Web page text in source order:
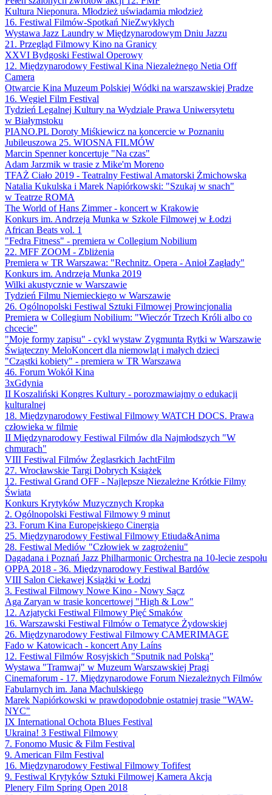
Kultura Nieponura. Młodzież uświadamia młodzież
16. Festiwal Filmów-Spotkań NieZwykłych
Wystawa Jazz Laundry w Międzynarodowym Dniu Jazzu
21. Przegląd Filmowy Kino na Granicy
XXVI Bydgoski Festiwal Operowy
12. Międzynarodowy Festiwal Kina Niezależnego Netia Off
Camera
Otwarcie Kina Muzeum Polskiej Wódki na warszawskiej Pradze
16. Węgiel Film Festival
Tydzień Legalnej Kultury na Wydziale Prawa Uniwersytetu
w Białymstoku
PIANO.PL Doroty Miśkiewicz na koncercie w Poznaniu
Jubileuszowa 25. WIOSNA FILMÓW
Marcin Spenner koncertuje "Na czas"
Adam Jarzmik w trasie z Mike'm Moreno
TFAŻ Ciało 2019 - Teatralny Festiwal Amatorski Żmichowska
Natalia Kukulska i Marek Napiórkowski: "Szukaj w snach"
w Teatrze ROMA
The World of Hans Zimmer - koncert w Krakowie
Konkurs im. Andrzeja Munka w Szkole Filmowej w Łodzi
African Beats vol. 1
"Fedra Fitness" - premiera w Collegium Nobilium
22. MFF ZOOM - Zbliżenia
Premiera w TR Warszawa: "Rechnitz. Opera - Anioł Zagłady"
Konkurs im. Andrzeja Munka 2019
Wilki akustycznie w Warszawie
Tydzień Filmu Niemieckiego w Warszawie
26. Ogólnopolski Festiwal Sztuki Filmowej Prowincjonalia
Premiera w Collegium Nobilium: "Wieczór Trzech Króli albo co
chcecie"
"Moje formy zapisu" - cykl wystaw Zygmunta Rytki w Warszawie
Świąteczny MeloKoncert dla niemowląt i małych dzieci
"Cząstki kobiety" - premiera w TR Warszawa
46. Forum Wokół Kina
3xGdynia
II Koszaliński Kongres Kultury - porozmawiajmy o edukacji
kulturalnej
18. Międzynarodowy Festiwal Filmowy WATCH DOCS. Prawa
człowieka w filmie
II Międzynarodowy Festiwal Filmów dla Najmłodszych "W
chmurach"
VIII Festiwal Filmów Żeglasrkich JachtFilm
27. Wrocławskie Targi Dobrych Książek
12. Festiwal Grand OFF - Najlepsze Niezależne Krótkie Filmy
Świata
Konkurs Krytyków Muzycznych Kropka
2. Ogólnopolski Festiwal Filmowy 9 minut
23. Forum Kina Europejskiego Cinergia
25. Międzynarodowy Festiwal Filmowy Etiuda&Anima
28. Festiwal Mediów "Człowiek w zagrożeniu"
Dagadana i Poznań Jazz Philharmonic Orchestra na 10-lecie zespołu
OPPA 2018 - 36. Międzynarodowy Festiwal Bardów
VIII Salon Ciekawej Książki w Łodzi
3. Festiwal Filmowy Nowe Kino - Nowy Sącz
Aga Zaryan w trasie koncertowej "High & Low"
12. Azjatycki Festiwal Filmowy Pięć Smaków
16. Warszawski Festiwal Filmów o Tematyce Żydowskiej
26. Międzynarodowy Festiwal Filmowy CAMERIMAGE
Fado w Katowicach - koncert Any Laíns
12. Festiwal Filmów Rosyjskich "Sputnik nad Polską"
Wystawa "Tramwaj" w Muzeum Warszawskiej Pragi
Cinemaforum - 17. Międzynarodowe Forum Niezależnych Filmów
Fabularnych im. Jana Machulskiego
Marek Napiórkowski w prawdopodobnie ostatniej trasie "WAW-
NYC"
IX International Ochota Blues Festival
Ukraina! 3 Festiwal Filmowy
7. Fonomo Music & Film Festival
9. American Film Festival
16. Międzynarodowy Festiwal Filmowy Tofifest
9. Festiwal Krytyków Sztuki Filmowej Kamera Akcja
Plenery Film Spring Open 2018